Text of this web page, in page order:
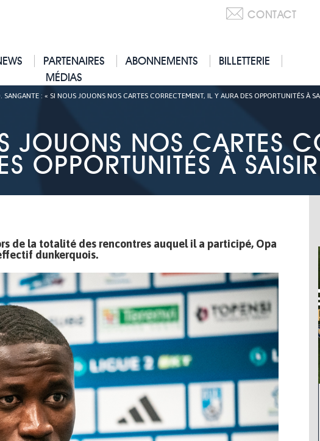
CONTACT
PARTENAIRES ABONNEMENTS
BILLETTERIE
MÉDIAS
SANGANTE : « SI NOUS JOUONS NOS CARTES CORRECTEMENT, IL Y AURA DES OPPORTUNITÉS À
NOS CARTES
OPPORTUNITÉS À
de la totalité des rencontres auquel il a participé, Opa
dunkerquois.